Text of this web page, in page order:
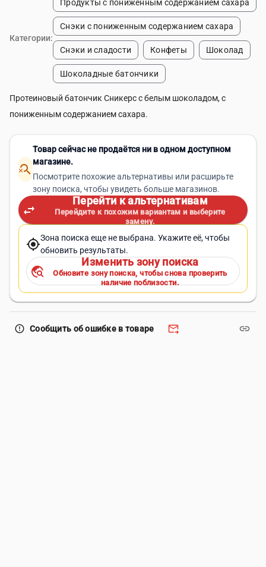
Категории:
Продукты с пониженным содержанием сахара
Снэки с пониженным содержанием сахара
Снэки и сладости Конфеты Шоколад
Шоколадные батончики
Протеиновый батончик Сникерс с белым шоколадом, с
пониженным содержанием сахара.
search_off
Товар сейчас не продаётся ни в одном доступном
магазине.
Посмотрите похожие альтернативы или расширьте
зону поиска, чтобы увидеть больше магазинов.
swap_horiz
Перейти к альтернативам
Перейдите к похожим вариантам и выберите
замену.
my_locationЗона поиска еще не выбрана. Укажите её, чтобы
обновить результаты.
travel_explore
Изменить зону поиска
Обновите зону поиска, чтобы снова проверить
наличие поблизости.
error_outline Сообщить об ошибке в товаре forward_to_inbox link